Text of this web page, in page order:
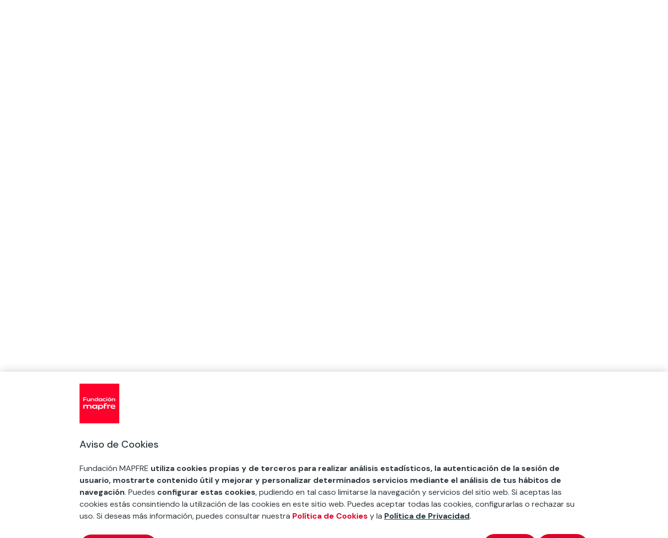
Aviso de Cookies
Fundación MAPFRE utiliza cookies propias y de terceros para realizar análisis estadísticos, la autenticación de la sesión de
usuario, mostrarte contenido útil y mejorar y personalizar determinados servicios mediante el análisis de tus hábitos de
navegación. Puedes configurar estas cookies, pudiendo en tal caso limitarse la navegación y servicios del sitio web. Si aceptas las
cookies estás consintiendo la utilización de las cookies en este sitio web. Puedes aceptar todas las cookies, configurarlas o rechazar su
uso. Si deseas más información, puedes consultar nuestra Política de Cookies y la Política de Privacidad.